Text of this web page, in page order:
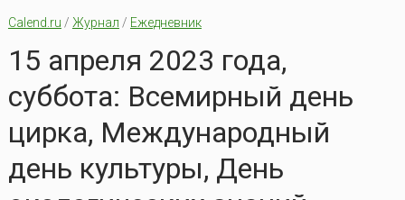
Calend.ru / Журнал / Ежедневник
15 апреля 2023 года,
суббота: Всемирный день
цирка, Международный
день культуры, День